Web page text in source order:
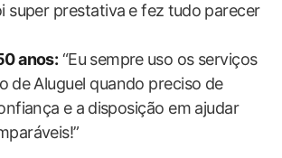
super ​prestativa ⁤e fez⁣ tudo⁤ parecer
anos: “Eu ⁤sempre⁢ uso os‍ serviços⁢
de Aluguel quando‍ preciso de⁤
⁤e‌ a ⁣disposição em ajudar